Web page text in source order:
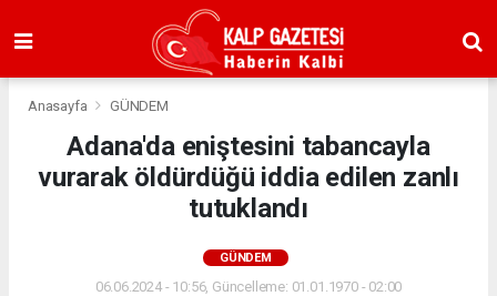
Anasayfa GÜNDEM
Adana'da eniştesini tabancayla
vurarak öldürdüğü iddia edilen zanlı
tutuklandı
GÜNDEM
06.06.2024 - 10:56, Güncelleme: 01.01.1970 - 02:00